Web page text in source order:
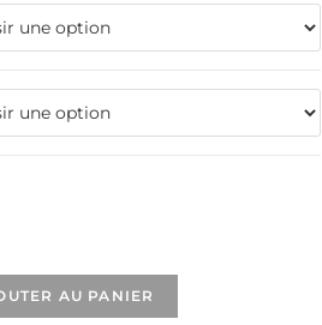
AU PANIER